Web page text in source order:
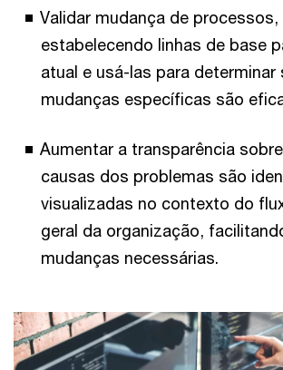
Validar mudança de processos,
estabelecendo linhas de base
atual e usá-las para determinar
mudanças específicas são
Aumentar a transparência
causas dos problemas são
visualizadas no contexto do
geral da organização,
mudanças necessárias.